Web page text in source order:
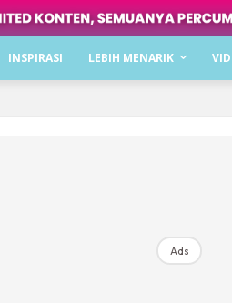
INSPIRASI LEBIH MENARIK
Ads